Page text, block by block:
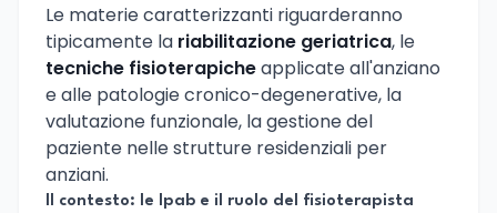
Le materie caratterizzanti riguarderanno
tipicamente la riabilitazione geriatrica, le
tecniche fisioterapicheapplicate all'anziano
e alle patologie cronico-degenerative, la
valutazione funzionale, la gestione del
paziente nelle strutture residenziali per
anziani.
Il contesto: le Ipab e il ruolo del fisioterapista